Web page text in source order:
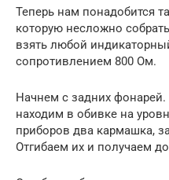
Теперь нам понадобится
которую несложно
взять любой
сопротивлением 800 Ом.
Начнем с задних
находим в обивке на
приборов два кармашка,
Отгибаем их и получаем